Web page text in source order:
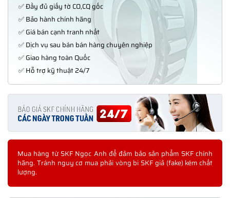
✅ Đầy đủ giấy tờ CO,CQ gốc
✅ Bảo hành chính hãng
✅ Giá bán cạnh tranh nhất
✅ Dịch vụ sau bán bán hàng chuyên nghiệp
✅ Giao hàng toàn Quốc
✅ Hỗ trợ kỹ thuật 24/7
Mua hàng từ SKF Ngọc Anh để đảm bảo sản phẩm SKF chính
hãng. Tránh nguy cơ mua phải vòng bi SKF giả (fake) kém chất
lượng.